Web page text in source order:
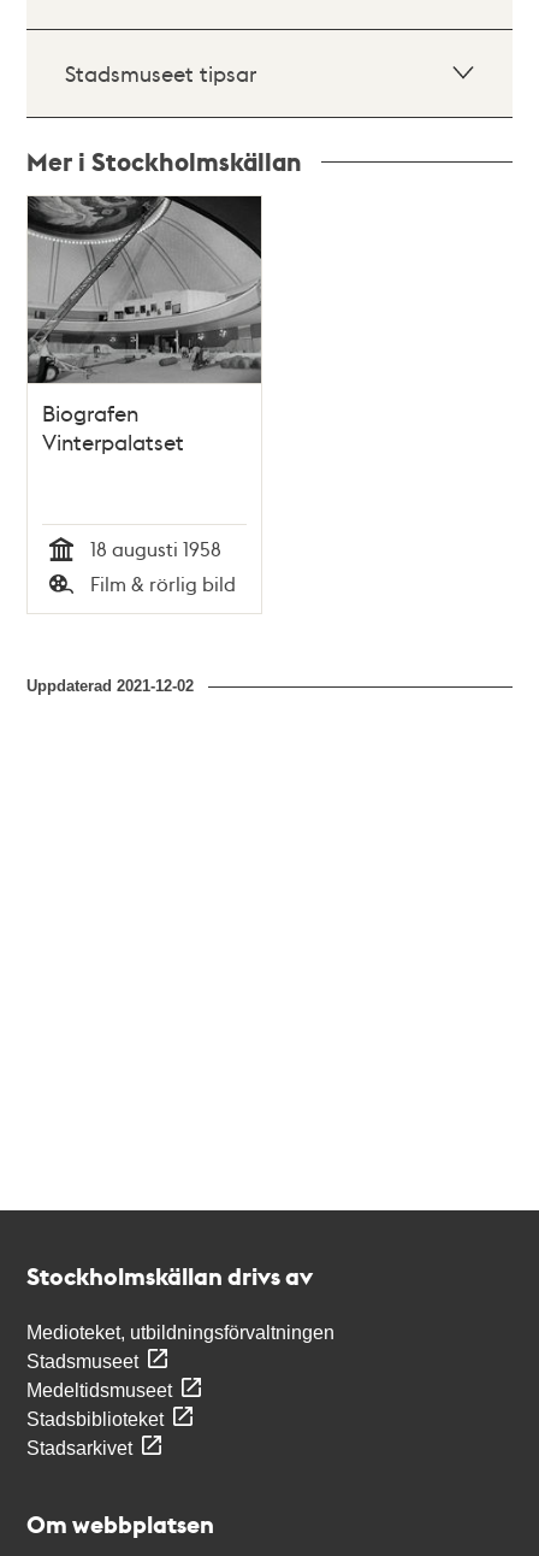
Stadsmuseet tipsar
Mer i Stockholmskällan
Relaterade
poster
och
teman
Biografen
Vinterpalatset
Tid
18 augusti 1958
Typ
Film & rörlig bild
Uppdaterad2021-12-02
Stockholmskällan drivs av
Medioteket, utbildningsförvaltningen
Stadsmuseet
Medeltidsmuseet
Stadsbiblioteket
Stadsarkivet
Om webbplatsen